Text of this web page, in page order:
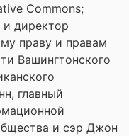
Commons;
директор
праву и правам
Вашингтонского
главный
и сэр Джон